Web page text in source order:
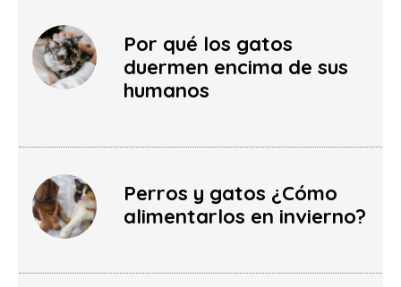
Por qué los gatos
duermen encima de sus
humanos
Perros y gatos ¿Cómo
alimentarlos en invierno?